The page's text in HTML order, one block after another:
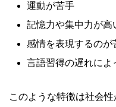
運動が苦手
記憶力や集中力が高
感情を表現するのが
言語習得の遅れによ
このような特徴は社会